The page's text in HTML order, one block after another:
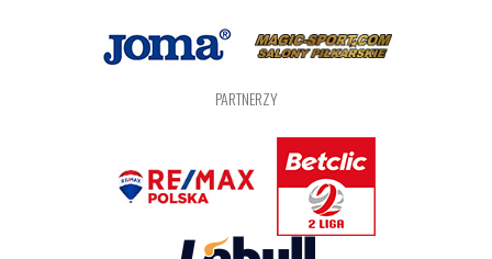
PARTNERZY